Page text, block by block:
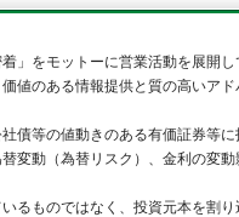
」をモットーに営業活動を展開
値のある情報提供と質の高いア
債等の値動きのある有価証券等
変動（為替リスク）、金利の変
るものではなく、投資元本を割